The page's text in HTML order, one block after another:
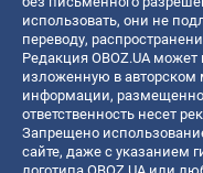
использовать, они не
переводу,
Редакция OBOZ.UA может
изложенную в авторском
информации,
ответственность несет
Запрещено
сайте, даже с указанием